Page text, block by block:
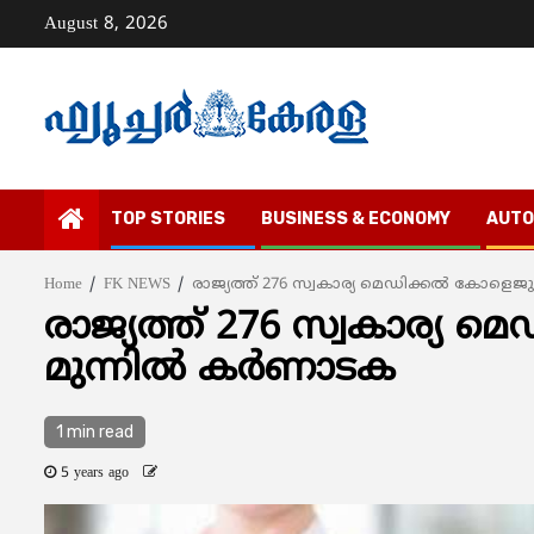
August 8, 2026
TOP STORIES BUSINESS & ECONOMY AUTO
Home FK NEWS രാജ്യത്ത് 276 സ്വകാര്യ മെഡിക്കല്‍
രാജ്യത്ത് 276 സ്വകാര്യ
മുന്നില്‍ കര്‍ണാടക
1 min read
5 years ago